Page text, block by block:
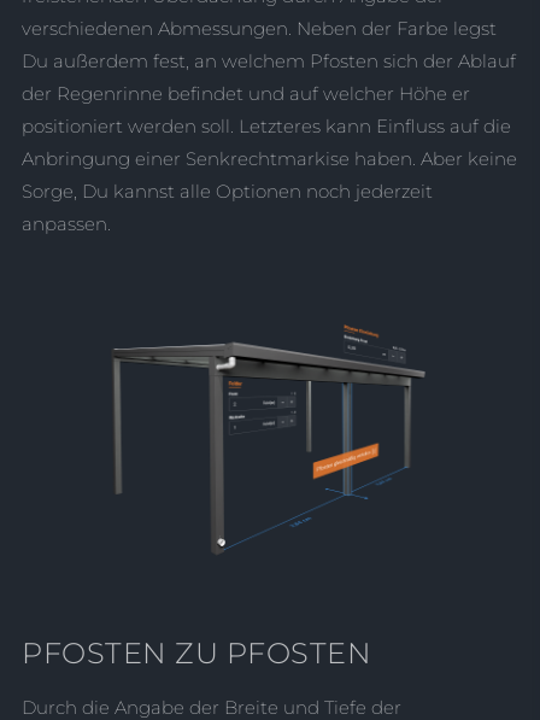
verschiedenen Abmessungen. Neben der Farbe legst
Du außerdem fest, an welchem Pfosten sich der Ablauf
der Regenrinne befindet und auf welcher Höhe er
positioniert werden soll. Letzteres kann Einfluss auf die
Anbringung einer Senkrechtmarkise haben. Aber keine
Sorge, Du kannst alle Optionen noch jederzeit
anpassen.
PFOSTEN ZU PFOSTEN
Durch die Angabe der Breite und Tiefe der